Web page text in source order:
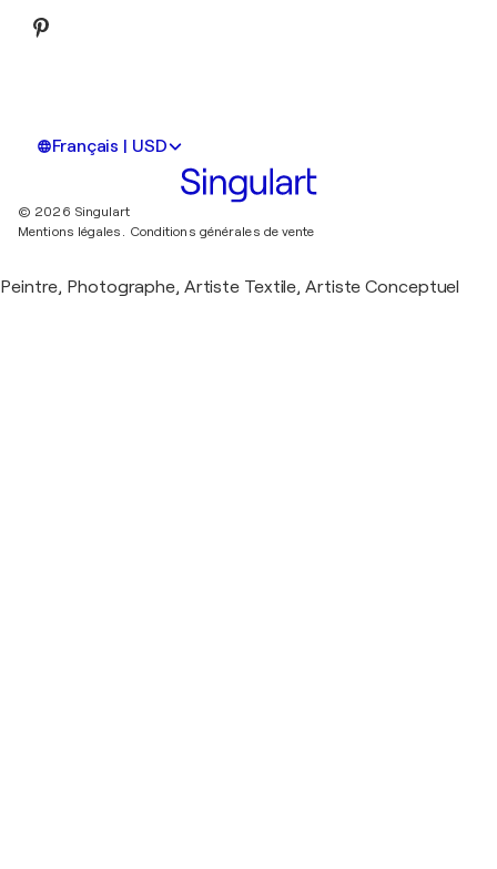
Français | USD
© 2026 Singulart
Mentions légales.
Conditions générales de vente
Peintre, Photographe, Artiste Textile, Artiste Conceptuel